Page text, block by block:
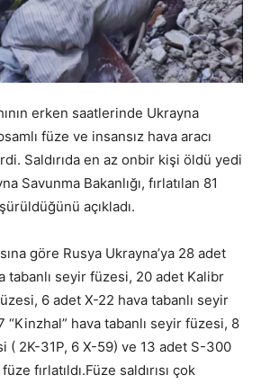
erken saatlerinde Ukrayna
füze ve insansız hava aracı
Saldırıda en az onbir kişi öldü yedi
Savunma Bakanlığı, fırlatılan 81
açıkladı.
göre Rusya Ukrayna’ya 28 adet
tabanlı seyir füzesi, 20 adet Kalibr
6 adet X-22 hava tabanlı seyir
hava tabanlı seyir füzesi, 8
( 2K-31P, 6 X-59) ve 13 adet S-300
fırlatıldı.Füze saldırısı çok